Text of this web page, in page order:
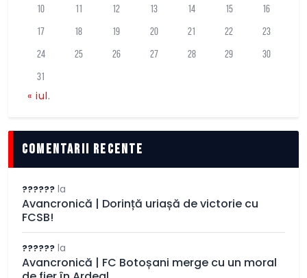
10 11 12 13 14 15 16
17 18 19 20 21 22 23
24 25 26 27 28 29 30
31
« iul.
comentarii recente
?????? la
Avancronică | Dorință uriașă de victorie cu
FCSB!
?????? la
Avancronică | FC Botoșani merge cu un moral